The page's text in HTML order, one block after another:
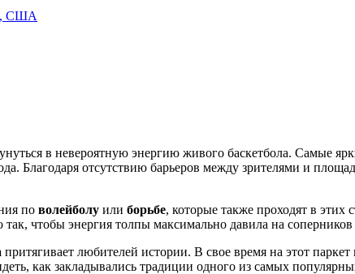
США
в невероятную энергию живого баскетбола. Самые
Благодаря отсутствию барьеров между зрителями и
по волейболу или борьбе, которые также проходят в этих
чтобы энергия толпы максимально давила на
притягивает любителей истории. В свое время на этот
как закладывались традиции одного из самых